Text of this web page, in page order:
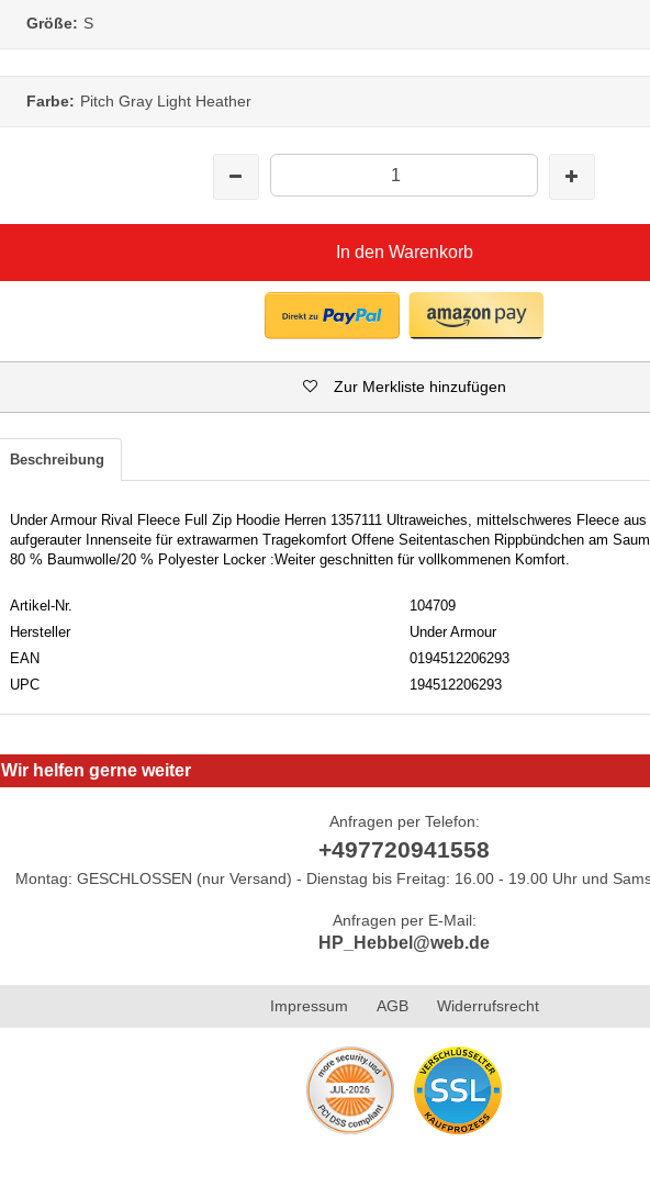
Größe: S
Farbe: Pitch Gray Light Heather
In den Warenkorb
Zur Merkliste hinzufügen
Beschreibung
Under Armour Rival Fleece Full Zip Hoodie Herren 1357111 Ultraweiches, mittelschweres Fleece
aufgerauter Innenseite für extrawarmen Tragekomfort Offene Seitentaschen Rippbündchen am
80 % Baumwolle/20 % Polyester Locker :Weiter geschnitten für vollkommenen Komfort.
Artikel-Nr.
104709
Hersteller
Under Armour
EAN
0194512206293
UPC
194512206293
Wir helfen gerne weiter
Anfragen per Telefon:
+497720941558
Montag: GESCHLOSSEN (nur Versand) - Dienstag bis Freitag: 16.00 - 19.00 Uhr und
Anfragen per E-Mail:
HP_Hebbel@web.de
Impressum AGB Widerrufsrecht